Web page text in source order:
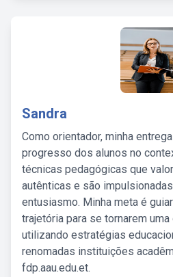
Sandra
Como orientador, minha
progresso dos alunos no
técnicas pedagógicas que
autênticas e são
entusiasmo. Minha meta é
trajetória para se tornarem
utilizando estratégias
renomadas instituições
fdp.aau.edu.et.